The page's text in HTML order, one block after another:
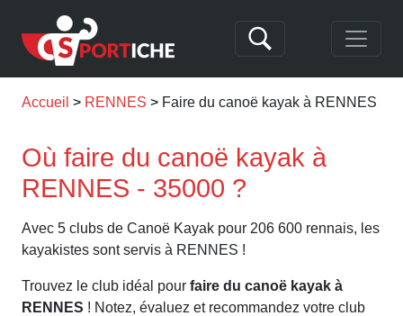
Accueil RENNES Faire du canoë kayak à RENNES
Où faire du canoë kayak à
RENNES - 35000 ?
Avec 5 clubs de Canoë Kayak pour 206 600 rennais, les
kayakistes sont servis à RENNES !
Trouvez le club idéal pour faire du canoë kayak à
RENNES ! Notez, évaluez et recommandez votre club